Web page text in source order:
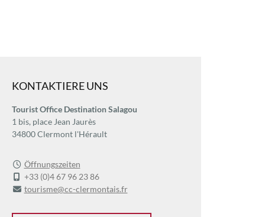
KONTAKTIERE UNS
Tourist Office Destination Salagou
1 bis, place Jean Jaurès
34800 Clermont l'Hérault
Öffnungszeiten
+33 (0)4 67 96 23 86
tourisme@cc-clermontais.fr